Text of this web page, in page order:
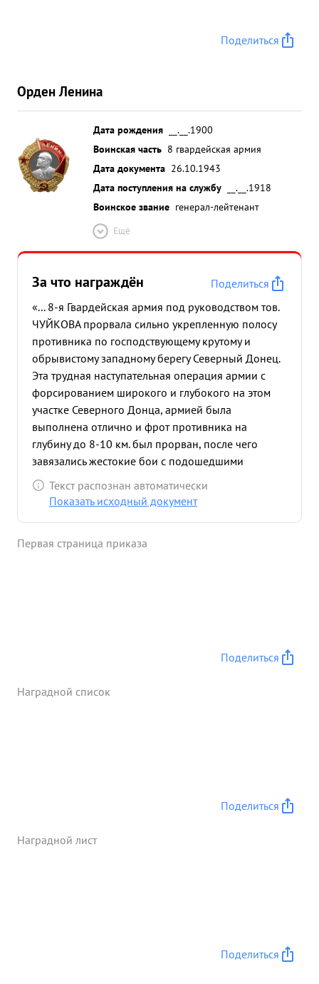
Поделиться
Орден Ленина
Дата рождения
__.__.1900
Воинская часть 8 гвардейская армия
Дата документа 26.10.1943
Дата поступления на службу
__.__.1918
Воинское звание генерал-лейтенант
Ещё
За что награждён
Поделиться
«... 8-я Гвардейская армия под руководством тов.
ЧУЙКОВА прорвала сильно укрепленную полосу
противника по господствующему крутому и
обрывистому западному берегу Северный Донец.
Эта трудная наступательная операция армии с
форсированием широкого и глубокого на этом
участке Северного Донца, армией была
выполнена отлично и фрот противника на
глубину до 8-10 км. был прорван, после чего
завязались жестокие бои с подошедшими
оперативными резервами противника. (16-я
мото-дивизия, 17-я танковая, 23-я танковая, СС
завершила свое наступление взятием города и
орденом КУТУЗОВА ПЕРВОЙ СТЕПЕНИ. ...»
Текст распознан автоматически
Показать исходный документ
Первая страница приказа
Поделиться
Наградной список
Поделиться
Наградной лист
Поделиться